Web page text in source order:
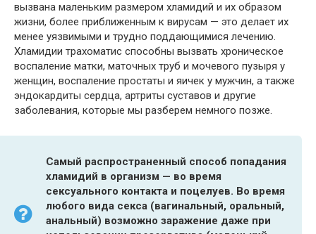
вызвана маленьким размером хламидий и их образом
жизни, более приближенным к вирусам — это делает их
менее уязвимыми и трудно поддающимися лечению.
Хламидии трахоматис способны вызвать хроническое
воспаление матки, маточных труб и мочевого пузыря у
женщин, воспаление простаты и яичек у мужчин, а также
эндокардиты сердца, артриты суставов и другие
заболевания, которые мы разберем немного позже.
Самый распространенный способ попадания
хламидий в организм — во время
сексуального контакта и поцелуев. Во время
любого вида секса (вагинальный, оральный,
анальный) возможно заражение даже при